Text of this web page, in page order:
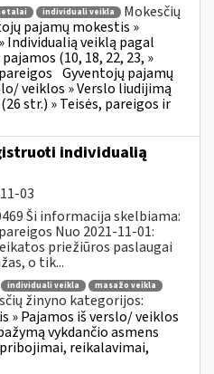
individuali veikla
Mokesčių
pajamų mokestis »
Individualią veiklą pagal
(10, 18, 22, 23, »
Gyventojų pajamų
veiklos » Verslo liudijimą
str.) » Teisės, pareigos ir
individualią
03
Ši informacija skelbiama:
Nuo 2021-11-01:
priežiūros paslaugai
o tik...
individuali veikla
masažo veikla
žinyno kategorijos:
» Pajamos iš verslo/ veiklos
vykdančio asmens
reikalavimai,